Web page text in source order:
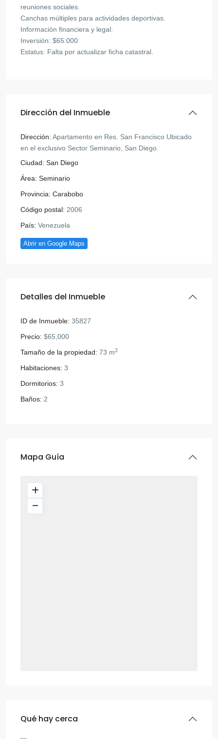
reuniones sociales.
Canchas múltiples para actividades deportivas.
Información financiera y legal:
Inversión: $65.000
Estatus: Falta por actualizar ficha catastral.
Dirección del Inmueble
Dirección: Apartamento en Res. San Francisco Ubicado
en el exclusivo Sector Seminario, San Diego.
Ciudad: San Diego
Área: Seminario
Provincia: Carabobo
Código postal: 2006
País: Venezuela
Abrir en Google Maps
Detalles del Inmueble
ID de Inmueble: 35827
Precio: $65,000
Tamaño de la propiedad: 73 m2
Habitaciones: 3
Dormitorios: 3
Baños: 2
Mapa Guía
Qué hay cerca